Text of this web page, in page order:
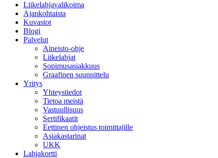
Liikelahjavalikoima
Ajankohtaista
Kuvastot
Blogi
Palvelut
Aineisto-ohje
Liikelahjat
Sopimusasiakkuus
Graafinen suunnittelu
Yritys
Yhteystiedot
Tietoa meistä
Vastuullisuus
Sertifikaatit
Eettinen ohjeistus toimittajille
Asiakastarinat
UKK
Lahjakortti